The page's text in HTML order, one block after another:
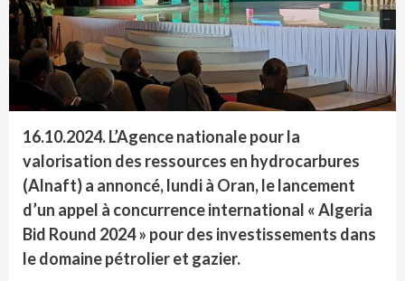
16.10.2024.L’Agence nationale pour la
valorisation des ressources en hydrocarbures
(Alnaft) a annoncé, lundi à Oran, le lancement
d’un appel à concurrence international « Algeria
Bid Round 2024 » pour des investissements dans
le domaine pétrolier et gazier.